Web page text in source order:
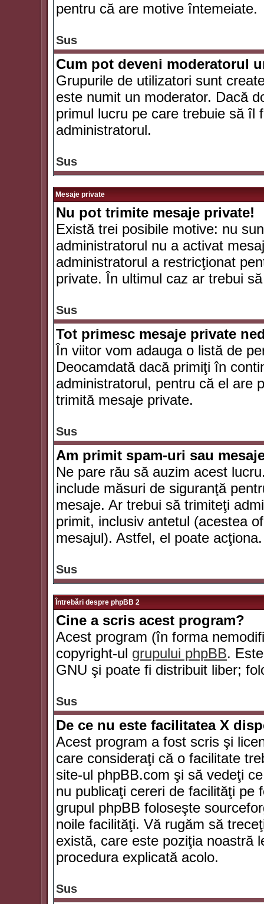
pentru că are motive întemeiate.
Sus
Cum pot deveni moderatorul
Grupurile de utilizatori sunt
este numit un moderator. Dacă
primul lucru pe care trebuie să îl
administratorul.
Sus
Mesaje private
Nu pot trimite mesaje private!
Există trei posibile motive: nu
administratorul nu a activat
administratorul a restricţionat
private. În ultimul caz ar trebui
Sus
Tot primesc mesaje private
În viitor vom adauga o listă de
Deocamdată dacă primiţi în
administratorul, pentru că el are
trimită mesaje private.
Sus
Am primit spam-uri sau
Ne pare rău să auzim acest
include măsuri de siguranţă
mesaje. Ar trebui să trimiteţi
primit, inclusiv antetul (acestea
mesajul). Astfel, el poate acţiona.
Sus
Întrebări despre phpBB 2
Cine a scris acest program?
Acest program (în forma
copyright-ul grupului phpBB.
GNU şi poate fi distribuit liber;
Sus
De ce nu este facilitatea X
Acest program a fost scris şi
care consideraţi că o facilitate
site-ul phpBB.com şi să vedeţi
nu publicaţi cereri de facilităţi pe
grupul phpBB foloseşte
noile facilităţi. Vă rugăm să
există, care este poziţia noastră
procedura explicată acolo.
Sus